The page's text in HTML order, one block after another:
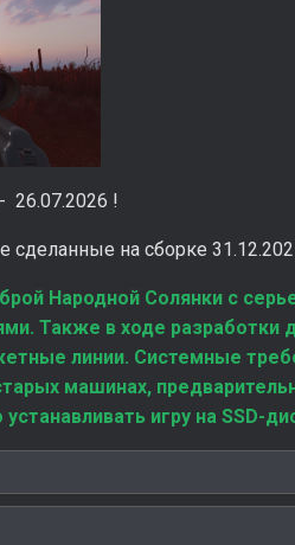
26.07.2026 !
сделанные на сборке
Народной Солянки с
Также в ходе разработки
линии. Системные
машинах,
игру на SSD-